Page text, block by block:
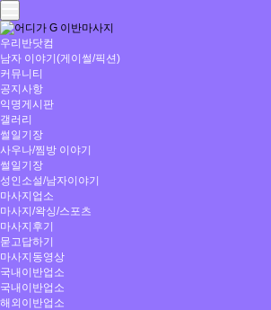
우리반닷컴
남자 이야기(게이썰/픽션)
커뮤니티
공지사항
익명게시판
갤러리
썰일기장
사우나/찜방 이야기
썰일기장
성인소설/남자이야기
마사지업소
마사지/왁싱/스포츠
마사지후기
묻고답하기
마사지동영상
국내이반업소
국내이반업소
해외이반업소